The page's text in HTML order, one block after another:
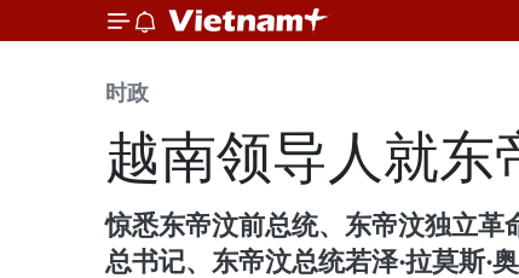
时政
越南领导人就东
惊悉东帝汶前总统、东帝汶独立革
总书记、东帝汶总统若泽·拉莫斯·